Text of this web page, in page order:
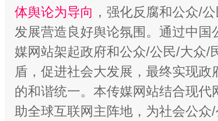
体舆论为导向 ，强化反腐和公众/
发展营造良好舆论氛围。通过中
媒网站架起政府和公众/公民/大众/
盾，促进社会大发展，最终实现
的和谐统一。本传媒网站结合现
助全球互联网主阵地，为社会公